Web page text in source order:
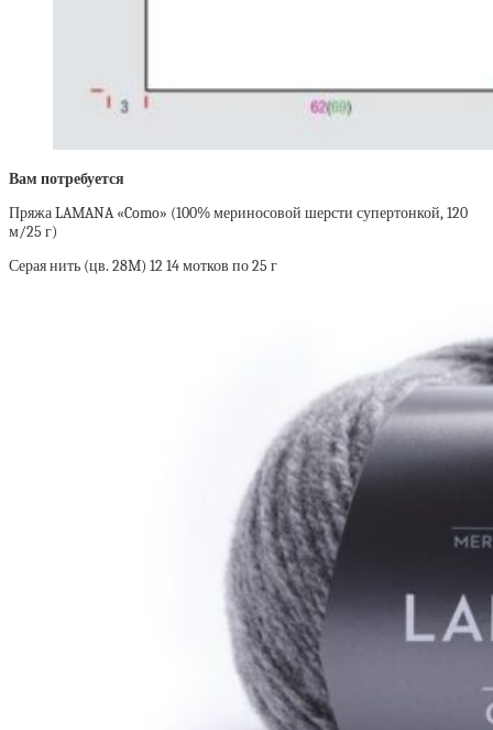
Вам потребуется
Пряжа LAMANA «Como» (100% мериносовой шерсти супертонкой, 120
м/25 г)
Серая нить (цв. 28M) 12 14 мотков по 25 г